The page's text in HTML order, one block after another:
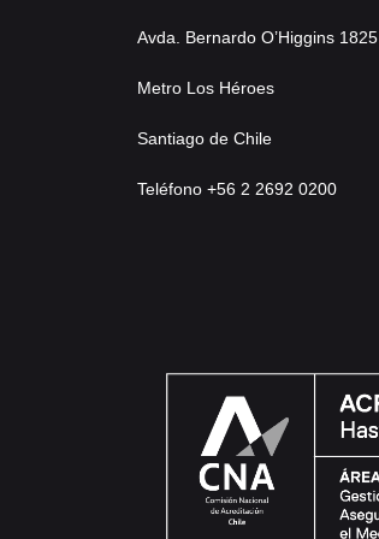
Avda. Bernardo O’Higgins 1825
Metro Los Héroes
Santiago de Chile
Teléfono +56 2 2692 0200